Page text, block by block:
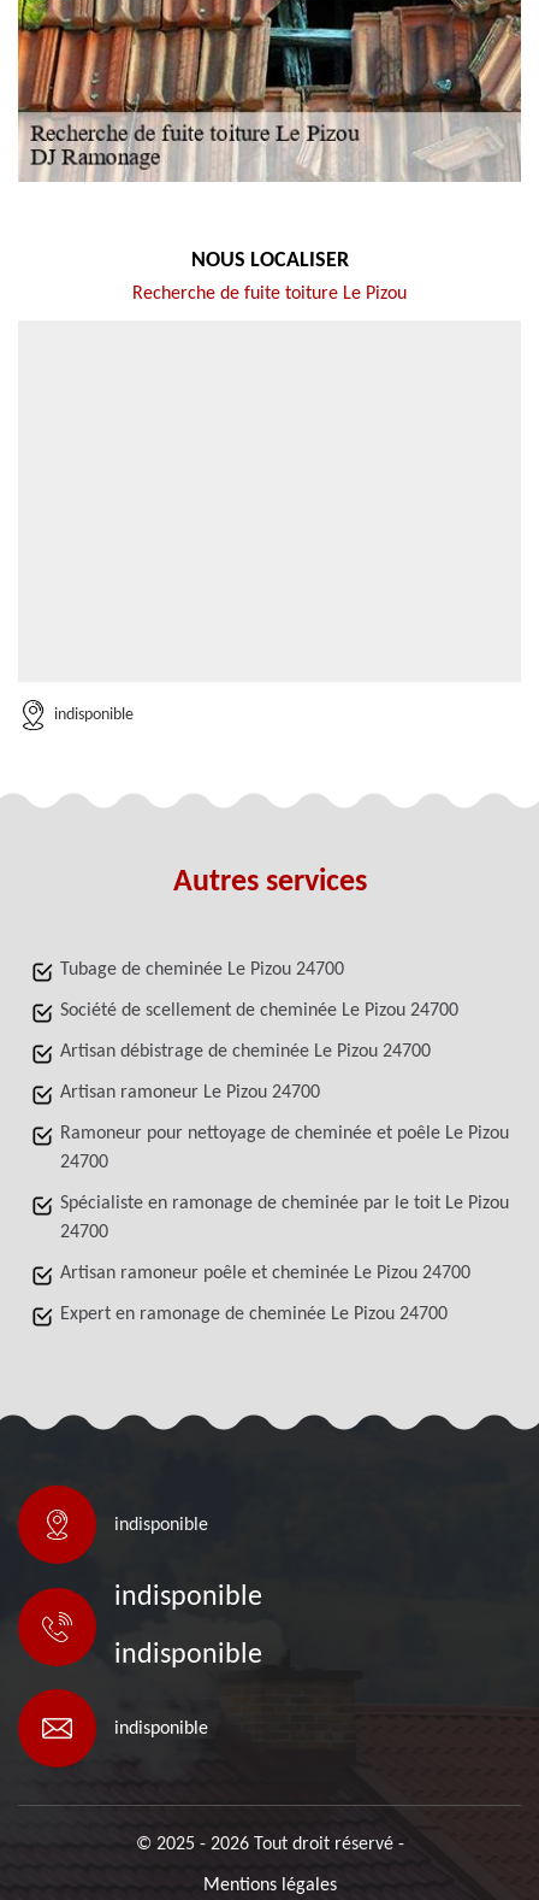
NOUS LOCALISER
Recherche de fuite toiture Le Pizou
indisponible
Autres services
Tubage de cheminée Le Pizou 24700
Société de scellement de cheminée Le Pizou 24700
Artisan débistrage de cheminée Le Pizou 24700
Artisan ramoneur Le Pizou 24700
Ramoneur pour nettoyage de cheminée et poêle Le Pizou
24700
Spécialiste en ramonage de cheminée par le toit Le Pizou
24700
Artisan ramoneur poêle et cheminée Le Pizou 24700
Expert en ramonage de cheminée Le Pizou 24700
indisponible
indisponible
indisponible
indisponible
© 2025 - 2026 Tout droit réservé -
Mentions légales